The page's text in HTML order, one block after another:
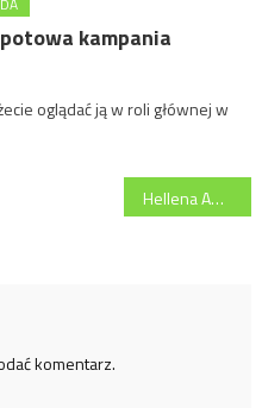
kampania
oglądać ją w roli głównej w
Hellena Aqua Natural – nowość marki Hellena
komentarz.